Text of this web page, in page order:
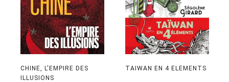
CHINE, L'EMPIRE DES
ILLUSIONS
TAIWAN EN 4 ELEMENTS